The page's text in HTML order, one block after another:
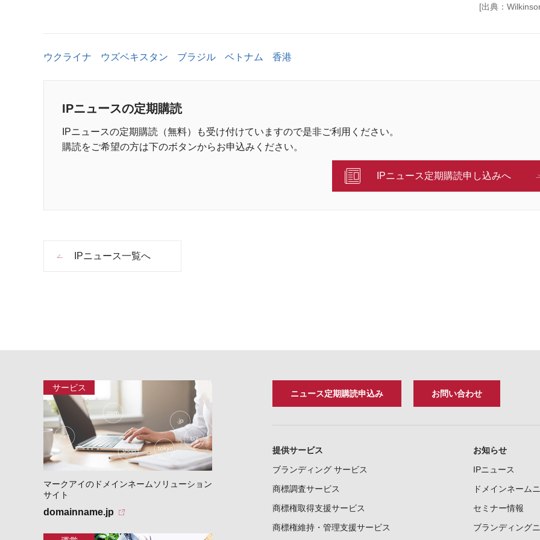
[出典：
ウクライナ ウズベキスタン ブラジル ベトナム 香港
IPニュースの定期購読
IPニュースの定期購読（無料）も受け付けていますので是非ご利用ください。
購読をご希望の方は下のボタンからお申込みください。
IPニュース定期購読申し込みへ
IPニュース一覧へ
マークアイのドメインネームソリューション
サイト
domainname.jp
ニュース定期購読申込み お問い合わせ
提供サービス
ブランディング サービス
商標調査サービス
商標権取得支援サービス
商標権維持・管理支援サービス
お知らせ
IPニュース
ドメインネーム
セミナー情報
ブランディング